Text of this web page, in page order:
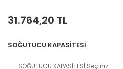
31.764,20 TL
SOĞUTUCU KAPASİTESİ